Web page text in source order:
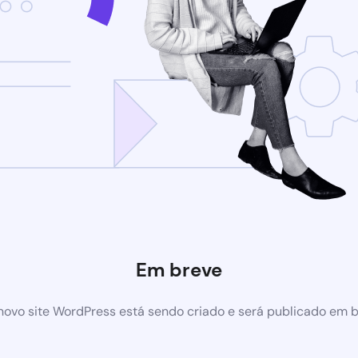
Em breve
site WordPress está sendo criado e será publicado em